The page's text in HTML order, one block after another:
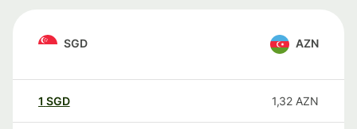
SGD AZN
1 SGD 1,32 AZN